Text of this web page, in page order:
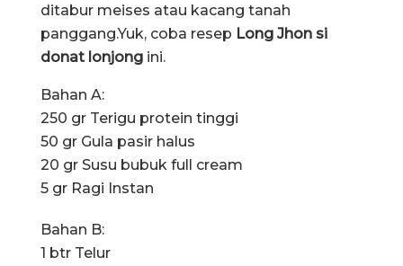
ditabur meises atau kacang tanah
panggang.Yuk, coba resep Long Jhon si
donat lonjong ini.
Bahan A:
250 gr Terigu protein tinggi
50 gr Gula pasir halus
20 gr Susu bubuk full cream
5 gr Ragi Instan
Bahan B:
1 btr Telur